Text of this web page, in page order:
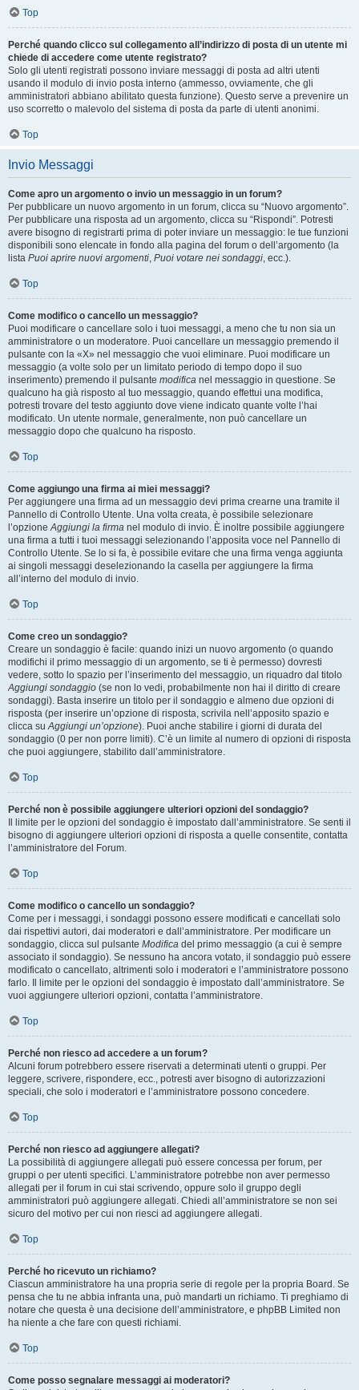
Top
Perché quando clicco sul collegamento all’indirizzo di posta di un utente mi
chiede di accedere come utente registrato?
Solo gli utenti registrati possono inviare messaggi di posta ad altri utenti
usando il modulo di invio posta interno (ammesso, ovviamente, che gli
amministratori abbiano abilitato questa funzione). Questo serve a prevenire un
uso scorretto o malevolo del sistema di posta da parte di utenti anonimi.
Top
Invio Messaggi
Come apro un argomento o invio un messaggio in un forum?
Per pubblicare un nuovo argomento in un forum, clicca su “Nuovo argomento”.
Per pubblicare una risposta ad un argomento, clicca su “Rispondi”. Potresti
avere bisogno di registrarti prima di poter inviare un messaggio: le tue funzioni
disponibili sono elencate in fondo alla pagina del forum o dell’argomento (la
lista Puoi aprire nuovi argomenti, Puoi votare nei sondaggi, ecc.).
Top
Come modifico o cancello un messaggio?
Puoi modificare o cancellare solo i tuoi messaggi, a meno che tu non sia un
amministratore o un moderatore. Puoi cancellare un messaggio premendo il
pulsante con la «X» nel messaggio che vuoi eliminare. Puoi modificare un
messaggio (a volte solo per un limitato periodo di tempo dopo il suo
inserimento) premendo il pulsante modifica nel messaggio in questione. Se
qualcuno ha già risposto al tuo messaggio, quando effettui una modifica,
potresti trovare del testo aggiunto dove viene indicato quante volte l’hai
modificato. Un utente normale, generalmente, non può cancellare un
messaggio dopo che qualcuno ha risposto.
Top
Come aggiungo una firma ai miei messaggi?
Per aggiungere una firma ad un messaggio devi prima crearne una tramite il
Pannello di Controllo Utente. Una volta creata, è possibile selezionare
l’opzioneAggiungi la firma nel modulo di invio. È inoltre possibile aggiungere
una firma a tutti i tuoi messaggi selezionando l’apposita voce nel Pannello di
Controllo Utente. Se lo si fa, è possibile evitare che una firma venga aggiunta
ai singoli messaggi deselezionando la casella per aggiungere la firma
all’interno del modulo di invio.
Top
Come creo un sondaggio?
Creare un sondaggio è facile: quando inizi un nuovo argomento (o quando
modifichi il primo messaggio di un argomento, se ti è permesso) dovresti
vedere, sotto lo spazio per l’inserimento del messaggio, un riquadro dal titolo
Aggiungi sondaggio (se non lo vedi, probabilmente non hai il diritto di creare
sondaggi). Basta inserire un titolo per il sondaggio e almeno due opzioni di
risposta (per inserire un’opzione di risposta, scrivila nell’apposito spazio e
clicca suAggiungi un’opzione). Puoi anche stabilire i giorni di durata del
sondaggio (0 per non porre limiti). C’è un limite al numero di opzioni di risposta
che puoi aggiungere, stabilito dall’amministratore.
Top
Perché non è possibile aggiungere ulteriori opzioni del sondaggio?
Il limite per le opzioni del sondaggio è impostato dall’amministratore. Se senti il
bisogno di aggiungere ulteriori opzioni di risposta a quelle consentite, contatta
l’amministratore del Forum.
Top
Come modifico o cancello un sondaggio?
Come per i messaggi, i sondaggi possono essere modificati e cancellati solo
dai rispettivi autori, dai moderatori e dall’amministratore. Per modificare un
sondaggio, clicca sul pulsante Modifica del primo messaggio (a cui è sempre
associato il sondaggio). Se nessuno ha ancora votato, il sondaggio può essere
modificato o cancellato, altrimenti solo i moderatori e l’amministratore possono
farlo. Il limite per le opzioni del sondaggio è impostato dall’amministratore. Se
vuoi aggiungere ulteriori opzioni, contatta l’amministratore.
Top
Perché non riesco ad accedere a un forum?
Alcuni forum potrebbero essere riservati a determinati utenti o gruppi. Per
leggere, scrivere, rispondere, ecc., potresti aver bisogno di autorizzazioni
speciali, che solo i moderatori e l’amministratore possono concedere.
Top
Perché non riesco ad aggiungere allegati?
La possibilità di aggiungere allegati può essere concessa per forum, per
gruppi o per utenti specifici. L’amministratore potrebbe non aver permesso
allegati per il forum in cui stai scrivendo, oppure solo il gruppo degli
amministratori può aggiungere allegati. Chiedi all’amministratore se non sei
sicuro del motivo per cui non riesci ad aggiungere allegati.
Top
Perché ho ricevuto un richiamo?
Ciascun amministratore ha una propria serie di regole per la propria Board. Se
pensa che tu ne abbia infranta una, può mandarti un richiamo. Ti preghiamo di
notare che questa è una decisione dell’amministratore, e phpBB Limited non
ha niente a che fare con questi richiami.
Top
Come posso segnalare messaggi ai moderatori?